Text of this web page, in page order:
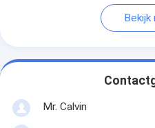
Bekijk
Mr. Calvin